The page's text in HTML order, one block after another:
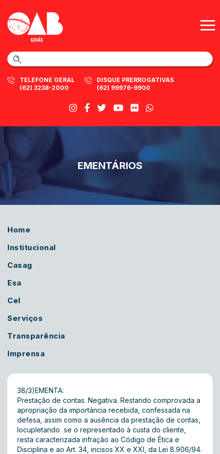
TELEFONE GERAL
(62) 3238-2000
DISQUE PRERROGATIVAS
(62) 99976-9900
EMENTÁRIOS
Home
Institucional
Casag
Esa
Cel
Serviços
Transparência
Imprensa
38/3)EMENTA:
Prestação de contas. Negativa. Restando comprovada a
apropriação da importância recebida, confessada na
defesa, assim como a ausência da prestação de contas,
locupletando  se o representado à custa do cliente,
resta caracterizada infração ao Código de Ética e
Disciplina e ao Art. 34, incisos XX e XXI, da Lei 8.906/94.